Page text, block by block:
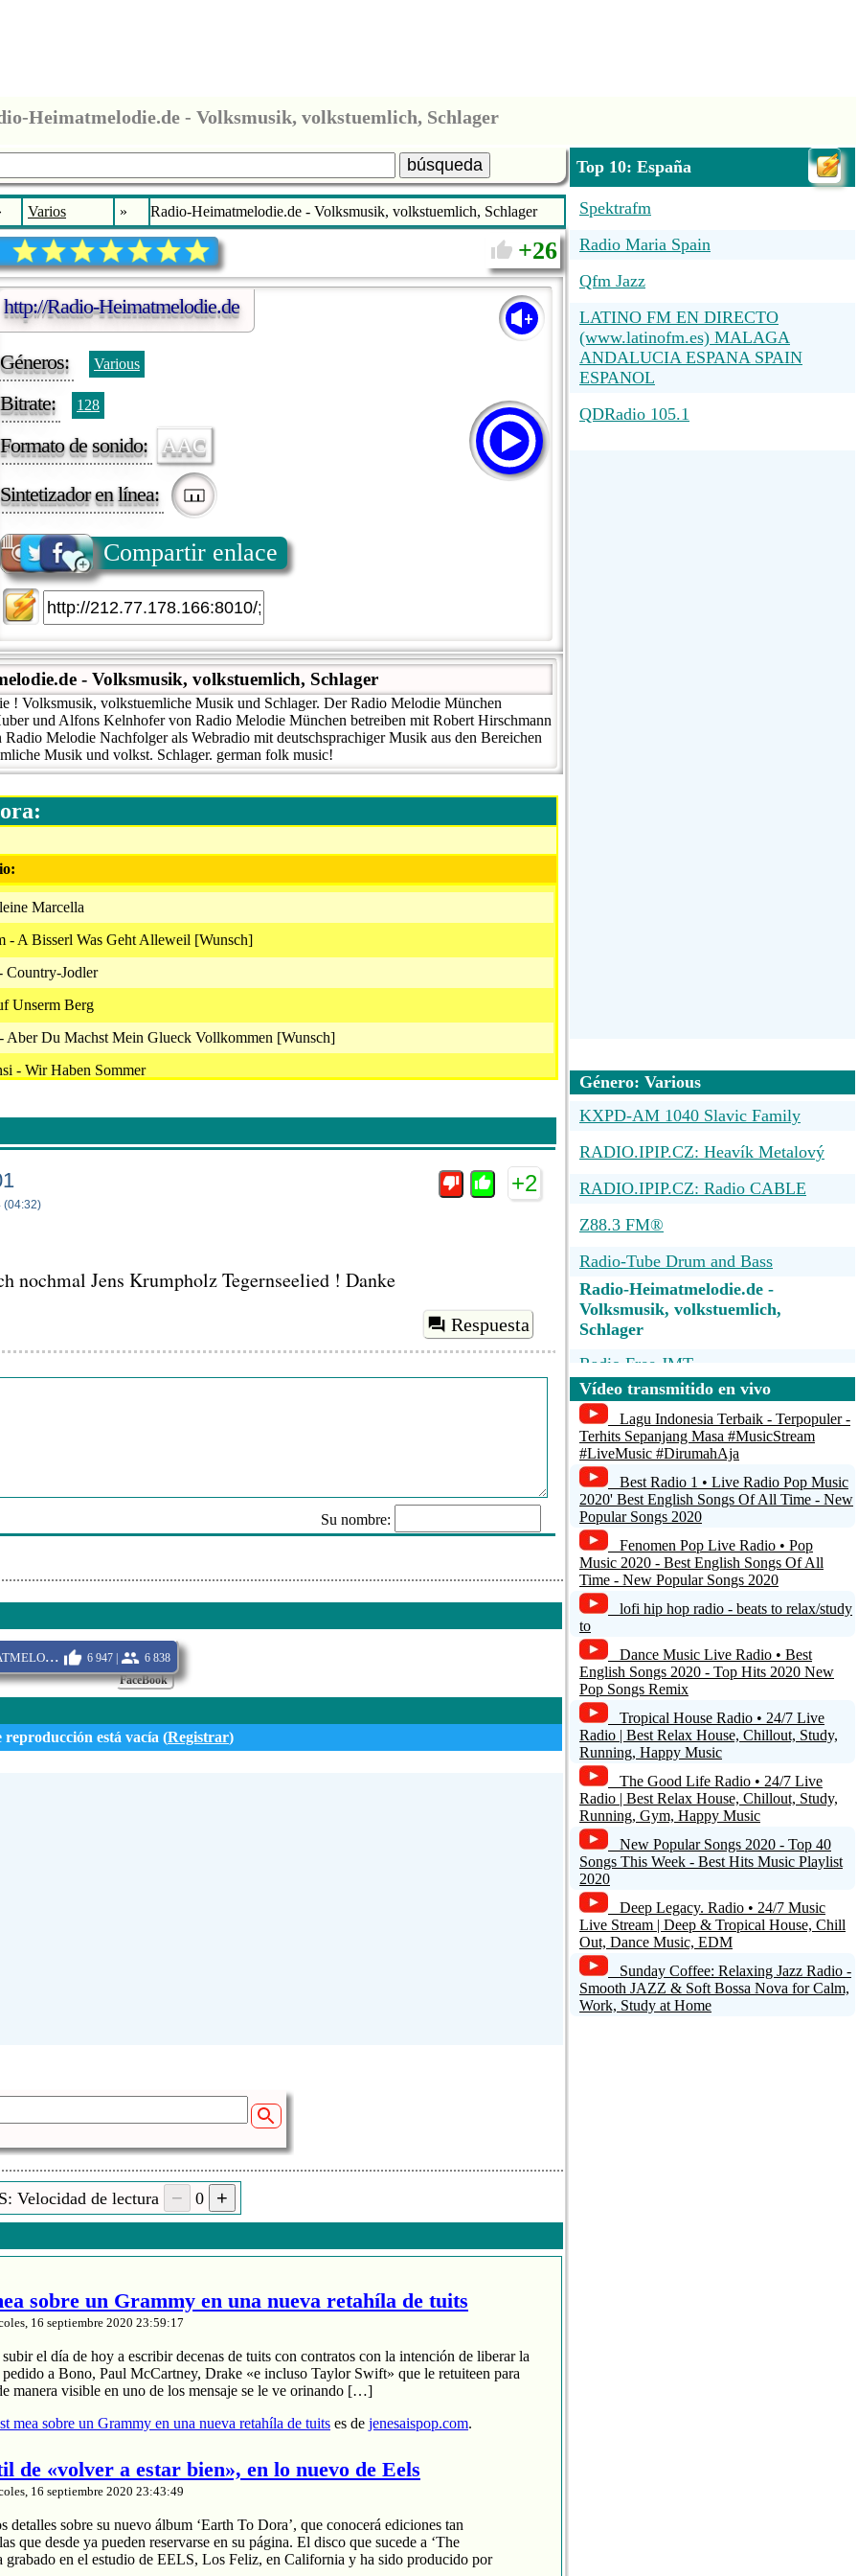
Heimatmelodie.de - Volksmusik, volkstuemlich, Schlager
búsqueda
Varios » Radio-Heimatmelodie.de - Volksmusik, volkstuemlich, Schlager
26
http://Radio-Heimatmelodie.de
Géneros: Various
Bitrate: 128
Formato de sonido: AAC
Sintetizador en línea:
Compartir enlace
- Volksmusik, volkstuemlich, Schlager
! Volksmusik, volkstuemliche Musik und Schlager. Der Radio Melodie München
und Alfons Kelnhofer von Radio Melodie München betreiben mit Robert Hirschmann
Radio Melodie Nachfolger als Webradio mit deutschsprachiger Musik aus den Bereichen
Musik und volkst. Schlager. german folk music!
Marcella
- A Bisserl Was Geht Alleweil [Wunsch]
Country-Jodler
Unserm Berg
Aber Du Machst Mein Glueck Vollkommen [Wunsch]
- Wir Haben Sommer
Rouge
Komm In Die Berge
- Schuerzenjaegerzeit (2018)
- Ich Mag Das Gern
(04:32)
+2
nochmal Jens Krumpholz Tegernseelied ! Danke
Respuesta
Su nombre:
Enviar comentario
FaceBook
6 947 | 6 838
reproducción está vacía (Registrar)
Velocidad de lectura 0
sobre un Grammy en una nueva retahíla de tuits
16 septiembre 2020 23:59:17
el día de hoy a escribir decenas de tuits con contratos con la intención de liberar la
a Bono, Paul McCartney, Drake «e incluso Taylor Swift» que le retuiteen para
manera visible en uno de los mensaje se le ve orinando […]
mea sobre un Grammy en una nueva retahíla de tuits es de jenesaispop.com.
de «volver a estar bien», en lo nuevo de Eels
16 septiembre 2020 23:43:49
detalles sobre su nuevo álbum ‘Earth To Dora’, que conocerá ediciones tan
que desde ya pueden reservarse en su página. El disco que sucede a ‘The
grabado en el estudio de EELS, Los Feliz, en California y ha sido producido por
Top 10: España
Spektrafm
Radio Maria Spain
Qfm Jazz
LATINO FM EN DIRECTO
(www.latinofm.es) MALAGA
ANDALUCIA ESPANA SPAIN
ESPANOL
QDRadio 105.1
Género: Various
KXPD-AM 1040 Slavic Family
RADIO.IPIP.CZ: Heavík Metalový
RADIO.IPIP.CZ: Radio CABLE
Z88.3 FM®
Radio-Tube Drum and Bass
Radio-Heimatmelodie.de -
Volksmusik, volkstuemlich,
Schlager
Radio Free JMT
NAKLO.FM
PiratenRadio.nl - 24/7 de Beste
PiratenHits vanuit Twente
Radio Zavicaj Plus Godacica -
Kraljevo
FG RADIO
Vídeo transmitido en vivo
Lagu Indonesia Terbaik - Terpopuler -
Terhits Sepanjang Masa #MusicStream
#LiveMusic #DirumahAja
Best Radio 1 • Live Radio Pop Music
2020' Best English Songs Of All Time - New
Popular Songs 2020
Fenomen Pop Live Radio • Pop
Music 2020 - Best English Songs Of All
Time - New Popular Songs 2020
lofi hip hop radio - beats to relax/study
to
Dance Music Live Radio • Best
English Songs 2020 - Top Hits 2020 New
Pop Songs Remix
Tropical House Radio • 24/7 Live
Radio | Best Relax House, Chillout, Study,
Running, Happy Music
The Good Life Radio • 24/7 Live
Radio | Best Relax House, Chillout, Study,
Running, Gym, Happy Music
New Popular Songs 2020 - Top 40
Songs This Week - Best Hits Music Playlist
2020
Deep Legacy. Radio • 24/7 Music
Live Stream | Deep & Tropical House, Chill
Out, Dance Music, EDM
Sunday Coffee: Relaxing Jazz Radio -
Smooth JAZZ & Soft Bossa Nova for Calm,
Work, Study at Home